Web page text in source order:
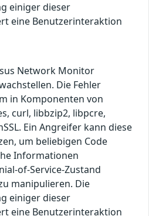
einiger dieser
eine Benutzerinteraktion
Network Monitor
Die Fehler
in Komponenten von
curl, libbzip2, libpcre,
Ein Angreifer kann diese
um beliebigen Code
Informationen
of-Service-Zustand
manipulieren. Die
einiger dieser
eine Benutzerinteraktion